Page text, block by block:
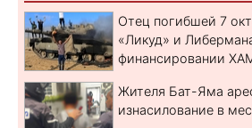
Отец погибшей 7
«Ликуд» и
финансировании
Жителя Бат-Яма
изнасилование в